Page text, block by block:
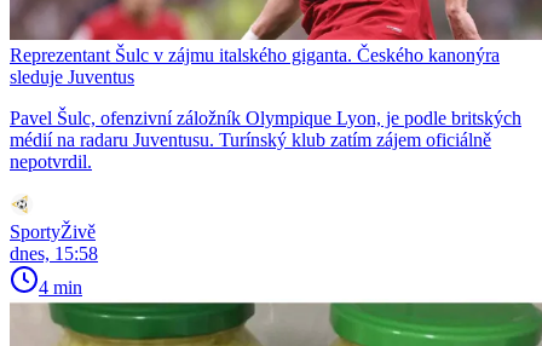
Reprezentant Šulc v zájmu italského giganta. Českého kanonýra
sleduje Juventus
Pavel Šulc, ofenzivní záložník Olympique Lyon, je podle britských
médií na radaru Juventusu. Turínský klub zatím zájem oficiálně
nepotvrdil.
SportyŽivě
dnes, 15:58
4 min